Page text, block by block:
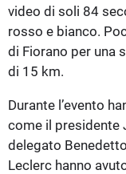
video di soli 84
rosso e bianco.
di Fiorano per una
di 15 km.
Durante l’evento
come il presidente
delegato
Leclerc hanno